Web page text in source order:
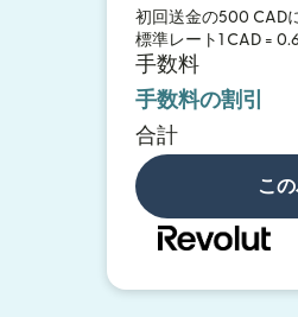
初回送金の500 CAD
標準レート1 CAD =
手数料
手数料の割引
合計
こ